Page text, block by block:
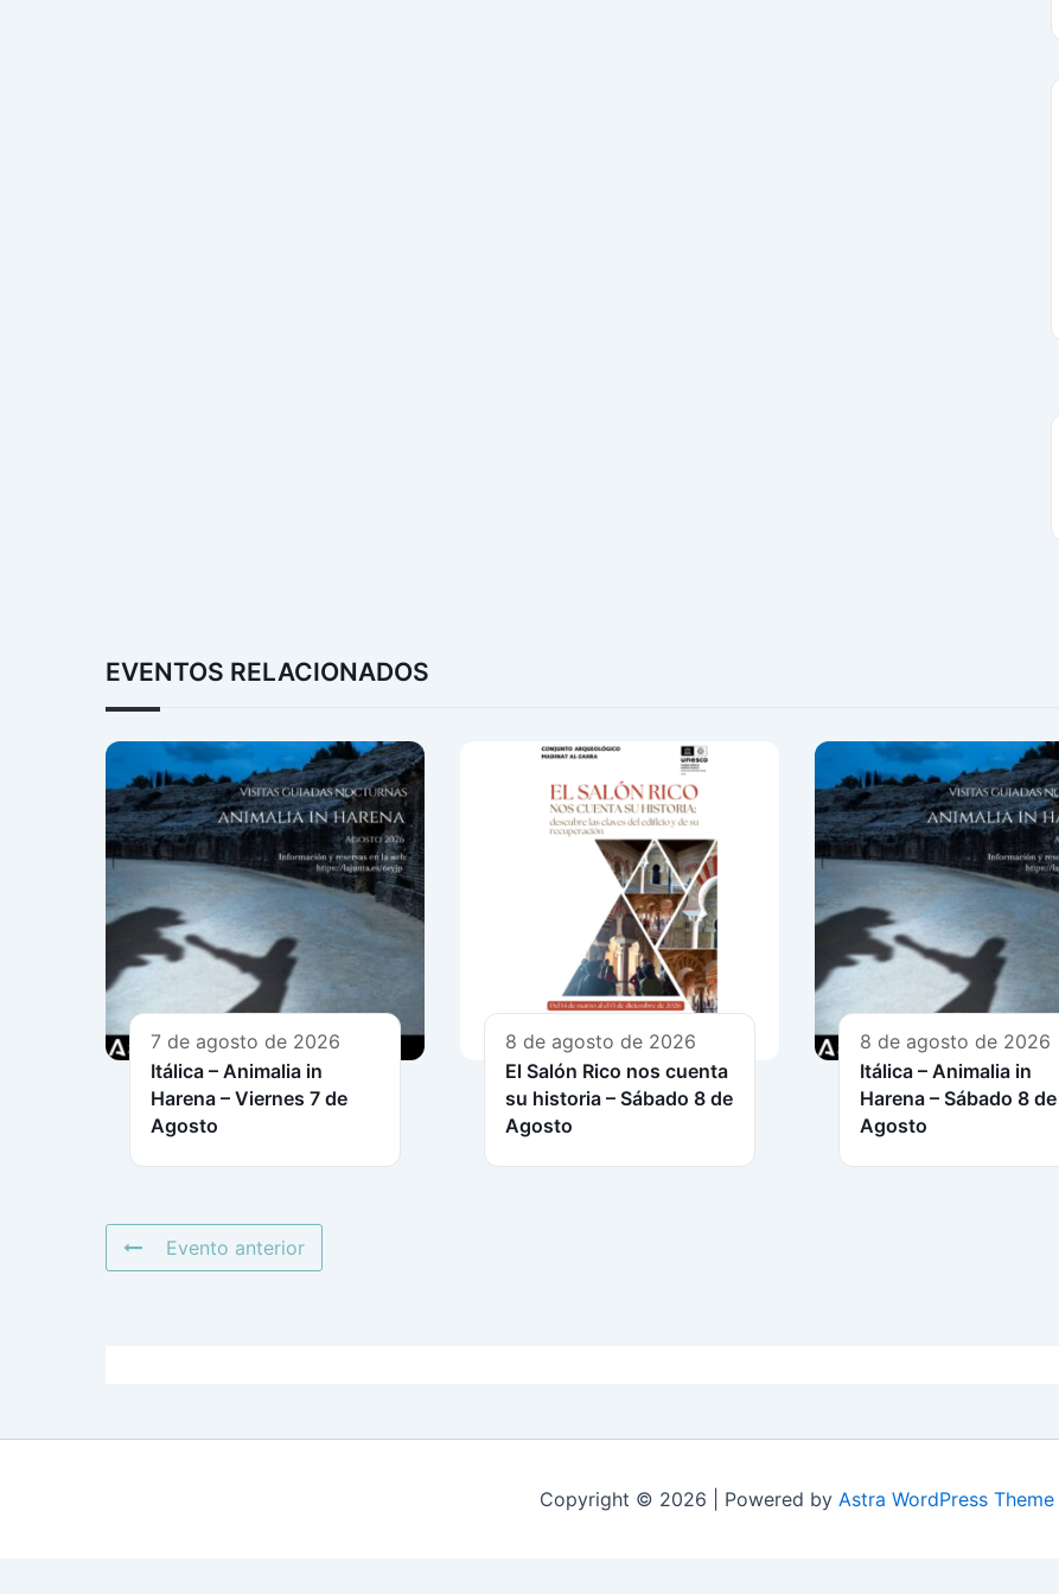
EVENTOS RELACIONADOS
7 de agosto de 2026
Itálica – Animalia in
Harena – Viernes 7 de
Agosto
8 de agosto de 2026
El Salón Rico nos cuenta
su historia – Sábado 8 de
Agosto
8 de agosto de 2026
Itálica – Animalia in
Harena – Sábado 8 de
Agosto
Evento anterior
Copyright © 2026 | Powered by Astra WordPress Theme